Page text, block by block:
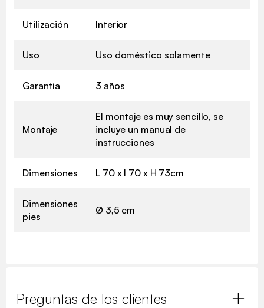
Utilización Interior
Uso Uso doméstico solamente
Garantía 3 años
Montaje
El montaje es muy sencillo, se
incluye un manual de
instrucciones
Dimensiones L 70 x l 70 x H 73cm
Dimensiones
pies
Ø 3,5 cm
Preguntas de los clientes